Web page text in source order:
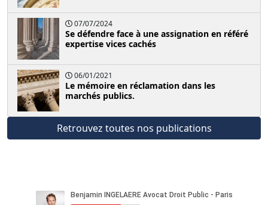
07/07/2024
Se défendre face à une assignation en référé
expertise vices cachés
06/01/2021
Le mémoire en réclamation dans les
marchés publics.
Retrouvez toutes nos publications